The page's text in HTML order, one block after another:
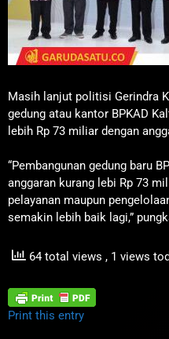
Masih lanjut politisi Gerindra
gedung atau kantor BPKAD
lebih Rp 73 miliar dengan
“Pembangunan gedung baru
anggaran kurang lebi Rp 73
pelayanan maupun
semakin lebih baik lagi,”
64 total views , 1 views
Print this entry